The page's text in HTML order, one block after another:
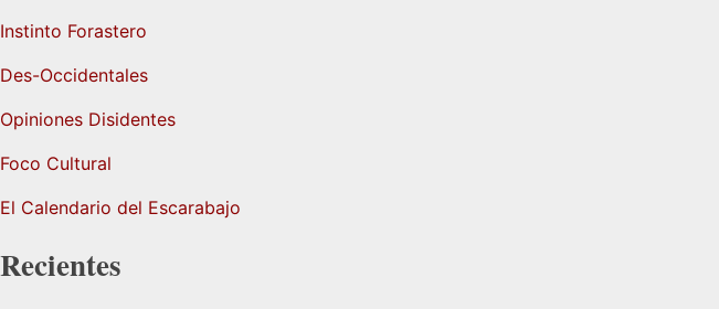
Instinto Forastero
Des-Occidentales
Opiniones Disidentes
Foco Cultural
El Calendario del Escarabajo
Recientes